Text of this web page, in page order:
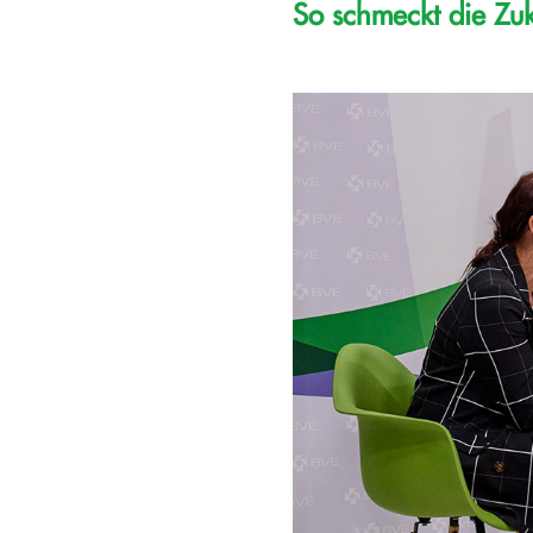
So schmeckt die